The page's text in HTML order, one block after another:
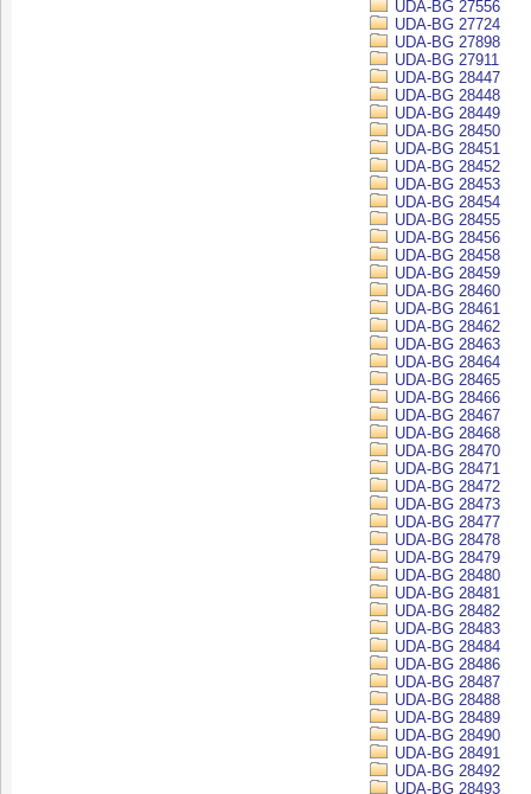
UDA-BG 27556
UDA-BG 27724
UDA-BG 27898
UDA-BG 27911
UDA-BG 28447
UDA-BG 28448
UDA-BG 28449
UDA-BG 28450
UDA-BG 28451
UDA-BG 28452
UDA-BG 28453
UDA-BG 28454
UDA-BG 28455
UDA-BG 28456
UDA-BG 28458
UDA-BG 28459
UDA-BG 28460
UDA-BG 28461
UDA-BG 28462
UDA-BG 28463
UDA-BG 28464
UDA-BG 28465
UDA-BG 28466
UDA-BG 28467
UDA-BG 28468
UDA-BG 28470
UDA-BG 28471
UDA-BG 28472
UDA-BG 28473
UDA-BG 28477
UDA-BG 28478
UDA-BG 28479
UDA-BG 28480
UDA-BG 28481
UDA-BG 28482
UDA-BG 28483
UDA-BG 28484
UDA-BG 28486
UDA-BG 28487
UDA-BG 28488
UDA-BG 28489
UDA-BG 28490
UDA-BG 28491
UDA-BG 28492
UDA-BG 28493